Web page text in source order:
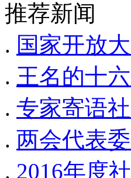
推荐新闻
. 国家开放
. 王名的十
. 专家寄语
. 两会代表
. 2016年度